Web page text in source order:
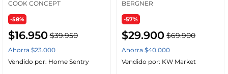
COOK CONCEPT
-58%
$16.950 $39.950
Ahorra $23.000
Vendido por: Home Sentry
BERGNER
-57%
$29.900 $69.900
Ahorra $40.000
Vendido por: KW Market